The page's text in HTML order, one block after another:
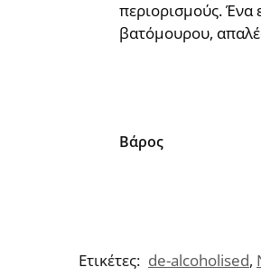
περιορισμούς. Ένα
βατόμουρου,
Βάρος
Ετικέτες: de-alcoholised,